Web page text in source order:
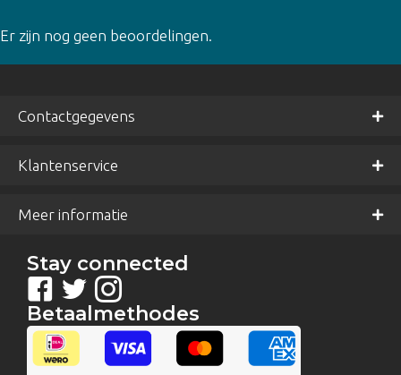
Er zijn nog geen beoordelingen.
Contactgegevens
Klantenservice
Meer informatie
Stay connected
Betaalmethodes